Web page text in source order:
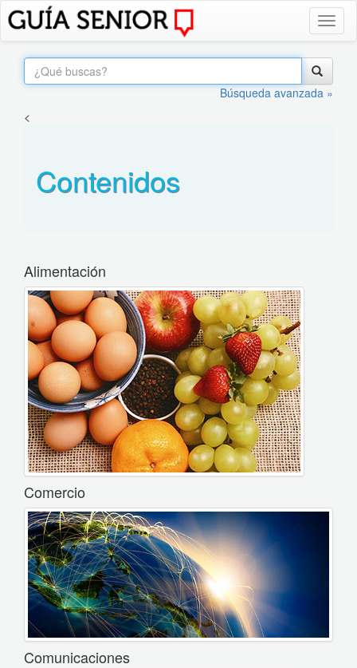
Búsqueda avanzada »
<
Contenidos
Alimentación
Comercio
Comunicaciones